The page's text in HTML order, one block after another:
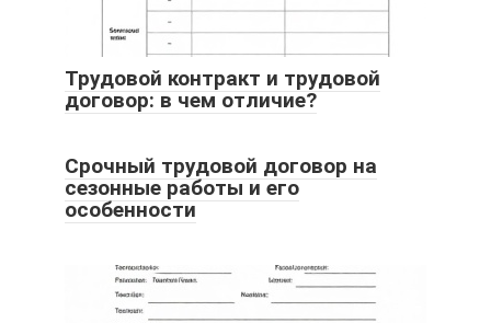
Трудовой контракт и трудовой
договор: в чем отличие?
Срочный трудовой договор на
сезонные работы и его
особенности